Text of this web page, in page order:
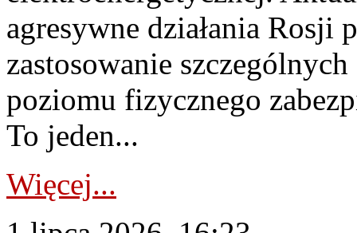
agresywne działania Rosji
zastosowanie
poziomu fizycznego
To jeden...
Więcej...